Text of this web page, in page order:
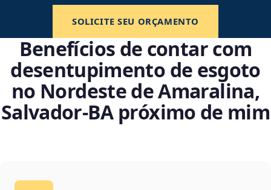
SOLICITE SEU ORÇAMENTO
Benefícios de contar com
desentupimento de esgoto
no Nordeste de Amaralina,
Salvador‑BA próximo de mim